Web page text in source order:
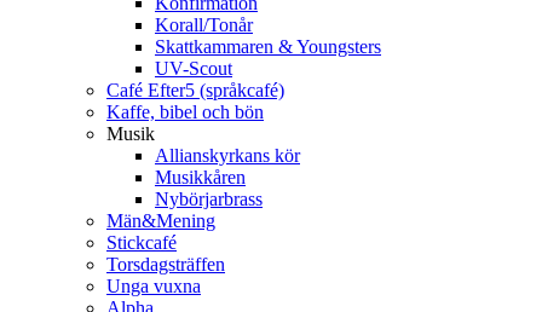
Korall/Tonår
Skattkammaren & Youngsters
UV-Scout
Café Efter5 (språkcafé)
Kaffe, bibel och bön
Musik
Allianskyrkans kör
Musikkåren
Nybörjarbrass
Män&Mening
Stickcafé
Torsdagsträffen
Unga vuxna
Alpha